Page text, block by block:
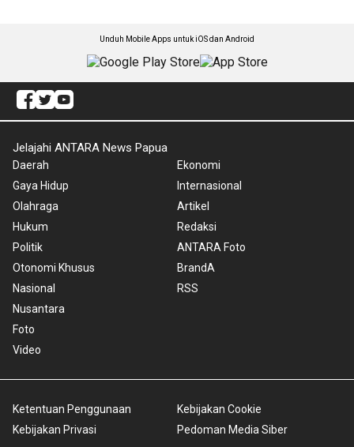
Unduh Mobile Apps untuk iOS dan Android
Jelajahi ANTARA News Papua
Daerah
Gaya Hidup
Olahraga
Hukum
Politik
Otonomi Khusus
Nasional
Nusantara
Foto
Video
Ekonomi
Internasional
Artikel
Redaksi
ANTARA Foto
BrandA
RSS
Ketentuan Penggunaan
Kebijakan Privasi
Kebijakan Cookie
Pedoman Media Siber